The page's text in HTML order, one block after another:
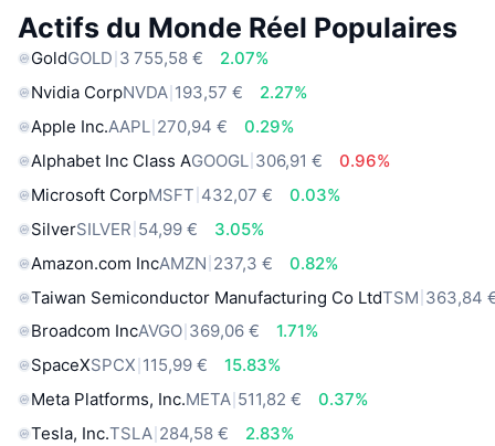
Actifs du Monde Réel Populaires
GoldGOLD 3 755,58 €
2.07%
Nvidia CorpNVDA 193,57 €
2.27%
Apple Inc.AAPL 270,94 €
0.29%
Alphabet Inc Class AGOOGL 306,91 €
0.96%
Microsoft CorpMSFT 432,07 €
0.03%
SilverSILVER 54,99 €
3.05%
Amazon.com IncAMZN 237,3 €
0.82%
Taiwan Semiconductor Manufacturing Co LtdTSM 363,84
Broadcom IncAVGO 369,06 €
1.71%
SpaceXSPCX 115,99 €
15.83%
Meta Platforms, Inc.META 511,82 €
0.37%
Tesla, Inc.TSLA 284,58 €
2.83%